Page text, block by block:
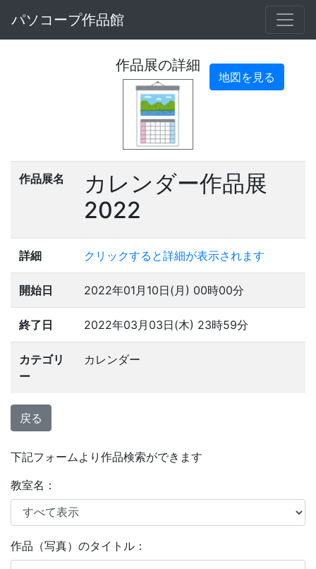
パソコープ作品館
地図を見る
作品展の詳細
作品展名
カレンダー作品展
2022
詳細 クリックすると詳細が表示されます
開始日 2022年01月10日(月) 00時00分
終了日 2022年03月03日(木) 23時59分
カテゴリ
ー
カレンダー
戻る
下記フォームより作品検索ができます
教室名 ：
作品（写真）のタイトル ：